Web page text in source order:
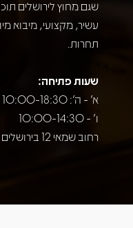
שגם מחוץ לירושלים
עשיר, מקצועי, מיבוא
תחרות.
שעות פתיחה:
א' - ה': 10:00-18:30
ו' - 10:00-14:30
רחוב שמאי 12 בירושלים